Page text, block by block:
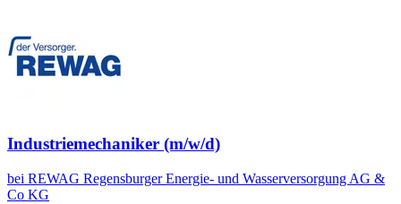
Industriemechaniker (m/w/d)
bei REWAG Regensburger Energie- und Wasserversorgung AG &
Co KG